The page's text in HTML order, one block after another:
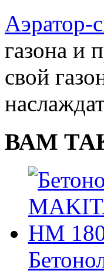
Аэратор-
газона и
свой
ВАМ